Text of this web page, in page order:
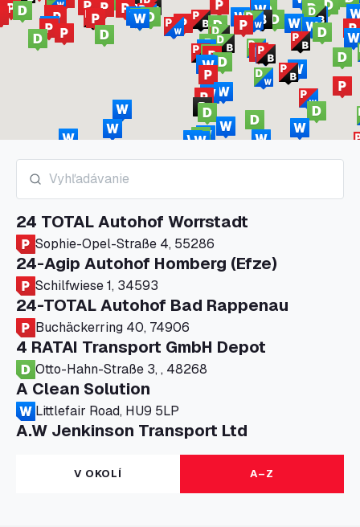
24 TOTAL Autohof Worrstadt
Sophie-Opel-Straße 4, 55286
24-Agip Autohof Homberg (Efze)
Schilfwiese 1, 34593
24-TOTAL Autohof Bad Rappenau
Buchäckerring 40, 74906
4 RATAI Transport GmbH Depot
Otto-Hahn-Straße 3, , 48268
A Clean Solution
Littlefair Road, HU9 5LP
A.W Jenkinson Transport Ltd
Progress House, ME11 5GA
A+G Nettetal - Depot Parking
Am Panneschopp 7, 41334
V OKOLÍ A–Z